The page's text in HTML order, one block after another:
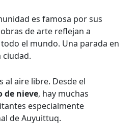
es famosa por sus
de arte reflejan a
el mundo. Una parada en
ciudad.
aire libre. Desde el
de nieve, hay muchas
especialmente
de Auyuittuq.